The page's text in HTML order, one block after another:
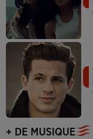
+ DE MUSIQUE